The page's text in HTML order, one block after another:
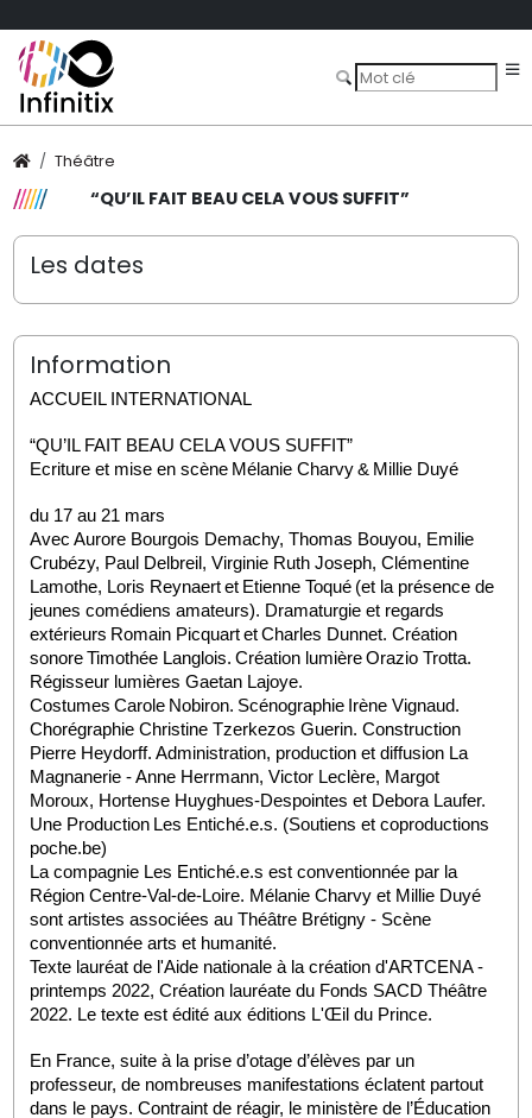
Théâtre
“QU’IL FAIT BEAU CELA VOUS SUFFIT”
Les dates
Information
ACCUEIL INTERNATIONAL
“QU’IL FAIT BEAU CELA VOUS SUFFIT”
Ecriture et mise en scène Mélanie Charvy & Millie Duyé
du 17 au 21 mars
Avec Aurore Bourgois Demachy, Thomas Bouyou, Emilie
Crubézy, Paul Delbreil, Virginie Ruth Joseph, Clémentine
Lamothe, Loris Reynaert et Etienne Toqué (et la présence de
jeunes comédiens amateurs). Dramaturgie et regards
extérieurs Romain Picquart et Charles Dunnet. Création
sonore Timothée Langlois. Création lumière Orazio Trotta.
Régisseur lumières Gaetan Lajoye.
Costumes Carole Nobiron. Scénographie Irène Vignaud.
Chorégraphie Christine Tzerkezos Guerin. Construction
Pierre Heydorff. Administration, production et diffusion La
Magnanerie - Anne Herrmann, Victor Leclère, Margot
Moroux, Hortense Huyghues-Despointes et Debora Laufer.
Une Production Les Entiché.e.s. (Soutiens et coproductions
poche.be)
La compagnie Les Entiché.e.s est conventionnée par la
Région Centre-Val-de-Loire. Mélanie Charvy et Millie Duyé
sont artistes associées au Théâtre Brétigny - Scène
conventionnée arts et humanité.
Texte lauréat de l'Aide nationale à la création d'ARTCENA -
printemps 2022, Création lauréate du Fonds SACD Théâtre
2022. Le texte est édité aux éditions L'Œil du Prince.
En France, suite à la prise d’otage d’élèves par un
professeur, de nombreuses manifestations éclatent partout
dans le pays. Contraint de réagir, le ministère de l’Éducation